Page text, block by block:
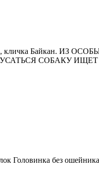
кличка Байкан. ИЗ
СОБАКУ ИЩЕТ
Головинка без